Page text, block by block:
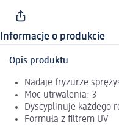
Informacje o produkcie
Opis produktu
Nadaje fryzurze
Moc utrwalenia: 3
Dyscyplinuje każdego
Formuła z filtrem UV